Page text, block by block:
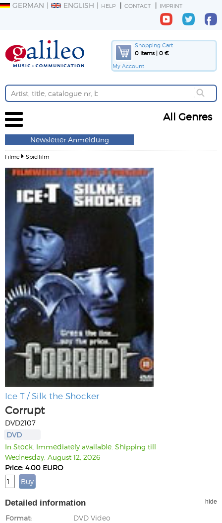
GERMAN ENGLISH HELP CONTACT IMPRINT
Shopping Cart
0 Items | 0 €
My Account
All Genres
Newsletter Anmeldung
Filme Spielfilm
Ice T / Silk the Shocker
Corrupt
DVD2107
DVD
In Stock. Immediately available. Shipping till
Wednesday, August 12, 2026
Price: 4.00 EURO
Detailed information hide
Format
DVD Video